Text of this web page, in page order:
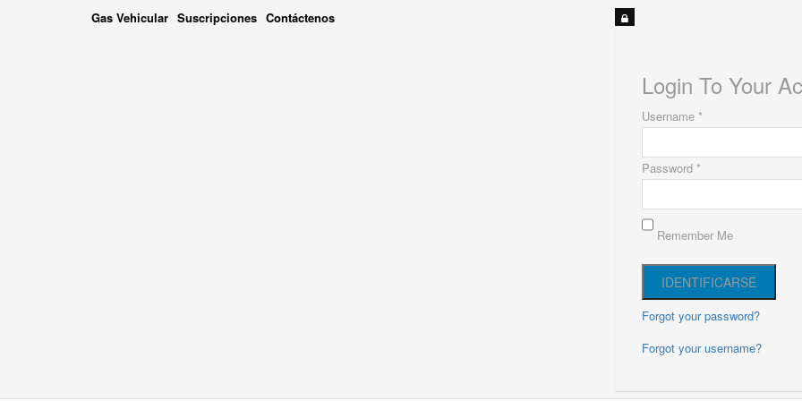
Gas Vehicular Suscripciones Contáctenos
Login To Your
Username *
Password *
Remember Me
Forgot your password?
Forgot your username?